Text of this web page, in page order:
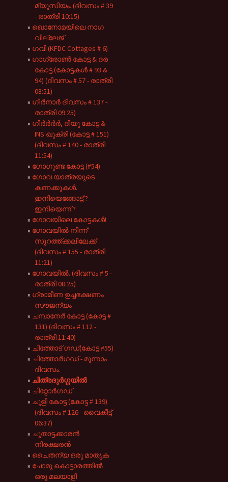
മ്യൂസിയം. (ദിവസം # 39
- രാത്രി 10:15)
ഖൊനോമയിലെ നാഗ
വില്ലേജ്
ഗവി (KFDC Cottages # 6)
ഗാഗ്രോൺ കോട്ട & ദര
കോട്ട (കോട്ടകൾ # 93 &
94) (ദിവസം # 57 - രാത്രി
08:51)
ഗിർനാർ ദിവസം # 137 -
രാത്രി 09:25)
ഗിർർർർ, ദിയു കോട്ട &
INS ഖുക്രി (കോട്ട # 151)
(ദിവസം # 140 - രാത്രി
11:54)
ഗോഗുണ്ട കോട്ട (#54)
ഗോവ യാത്രയുടെ
കണക്കുകൾ.
ഇനിയെങ്ങോട്ട് ?
ഇനിയെന്ന് ?
ഗോവയിലെ കോട്ടകൾ!
ഗോവയിൽ നിന്ന്
സൂറത്ത്ക്കലിലേക്ക്
(ദിവസം # 155 - രാത്രി
11:21)
ഗോവയിൽ. (ദിവസം # 5 -
രാത്രി 08:25)
ഗ്രാമീണ ഉച്ചഭക്ഷണം
സൗജന്യം
ചമ്പാനേർ കോട്ട (കോട്ട #
131) (ദിവസം # 112 -
രാത്രി 11:40)
ചിത്തോട് ഗഡ്(കോട്ട #55)
ചിത്തോർഗഡ് - മൂന്നാം
ദിവസം.
ചിത്രദുർഗ്ഗയിൽ
ചിറ്റോർഗഡ്
ചുളി കോട്ട (കോട്ട # 139)
(ദിവസം # 126 - വൈകീട്ട്
06:37)
ചൂതാട്ടക്കാരൻ
നിരക്ഷരൻ
ചൈതന്യ ഒരു മാതൃക
ചോമു കൊട്ടാരത്തിൽ
ഒരു മലയാളി